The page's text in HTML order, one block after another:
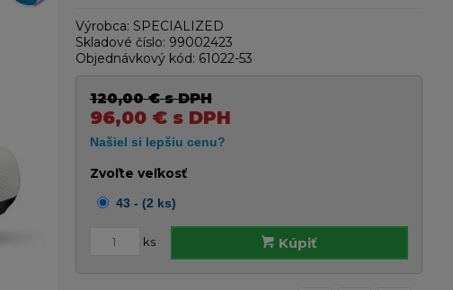
Výrobca: SPECIALIZED
Skladové číslo: 99002423
Objednávkový kód: 61022-53
120,00 €s DPH
96,00 €s DPH
Zvoľte veľkosť
43 - (2 ks)
ks Kúpiť